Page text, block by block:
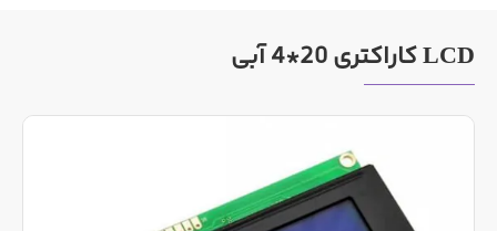
LCD کاراکتری 20*4 آبی